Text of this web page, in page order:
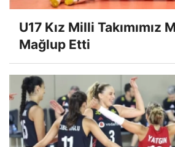
U17 Kız Milli Takımımız
Mağlup Etti